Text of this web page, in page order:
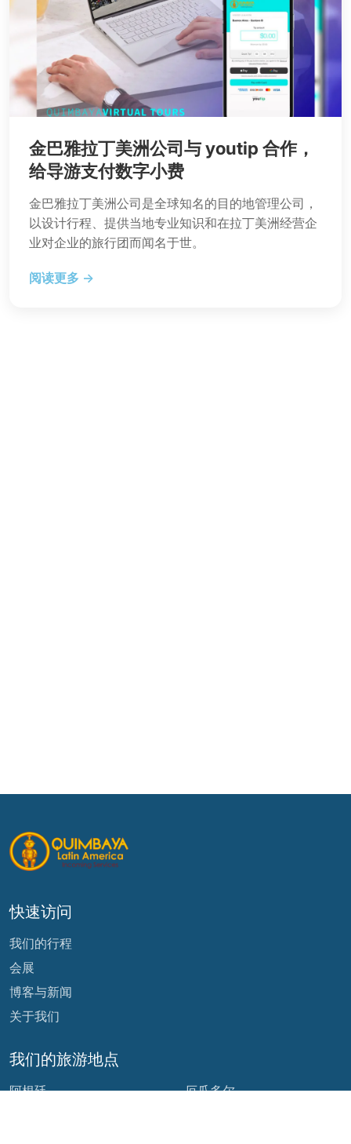
金巴雅拉丁美洲公司与 youtip 合作，
给导游支付数字小费
金巴雅拉丁美洲公司是全球知名的目的地管理公司，
以设计行程、提供当地专业知识和在拉丁美洲经营企
业对企业的旅行团而闻名于世。
阅读更多 →
我们的旅游地点
阿根廷
厄瓜多尔
快速访问
我们的行程
会展
博客与新闻
关于我们